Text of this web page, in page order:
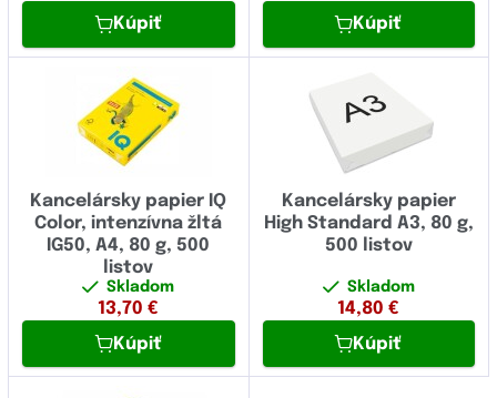
Kúpiť
Kúpiť
Kancelársky papier IQ
Color, intenzívna žltá
IG50, A4, 80 g, 500
listov
Skladom
13,70 €
Kúpiť
Kancelársky papier
High Standard A3, 80 g,
500 listov
Skladom
14,80 €
Kúpiť